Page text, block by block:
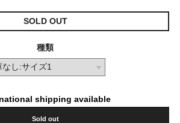
SOLD OUT
種類
shipping available
Sold out